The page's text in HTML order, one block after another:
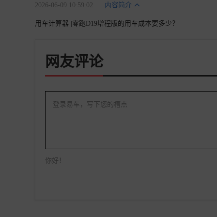
2026-06-09 10:59:02 内容简介
用车计算器 |零跑D19增程版的用车成本要多少？
网友评论
登录易车，写下您的槽点
你好！